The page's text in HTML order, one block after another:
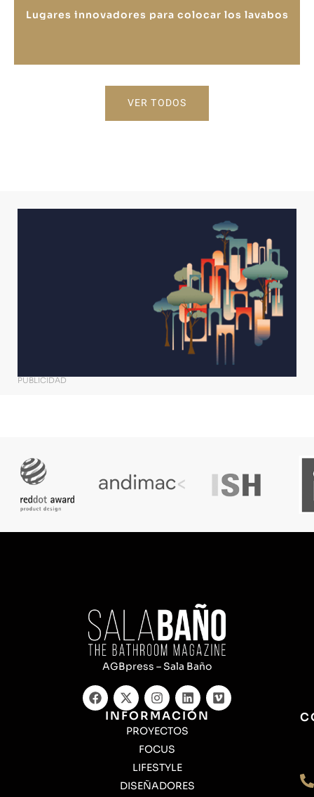
Lugares innovadores para colocar los lavabos
VER TODOS
PUBLICIDAD
AGBpress – Sala Baño
INFORMACIÓN
PROYECTOS
FOCUS
LIFESTYLE
DISEÑADORES